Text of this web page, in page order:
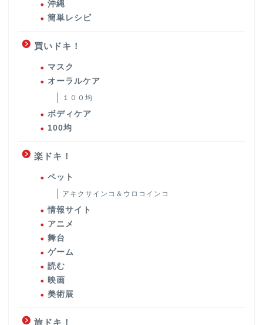
沖縄
簡単レシピ
買いドキ！
マスク
オーラルケア
１００均
ボディケア
100均
楽ドキ！
ペット
アキクサインコ＆ウロコインコ
情報サイト
アニメ
舞台
ゲーム
読む
映画
美術展
旅ドキ！